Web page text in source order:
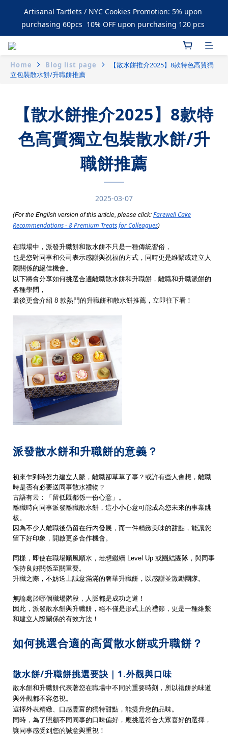
Enjoy Free Delivery upon Purchase over $1500
Artisanal Tartlets / NYC Cookies Promotion: 5% upon
purchasing 60pcs  10% OFF upon purchasing 120 pcs
Home Blog list page
【散水餅推介2025】8款特色高質獨
立包裝散水餅/升職餅推薦
【散水餅推介2025】8款特
色高質獨立包裝散水餅/升
職餅推薦
2025-03-07
(For the English version of this article, please click: Farewell Cake
Recommendations - 8 Premium Treats for Colleagues)
在職場中，派發升職餅和散水餅不只是一種傳統習俗，
也是您對同事和公司表示感謝與祝福的方式，同時更是維繫或建立人
際關係的絕佳機會。
以下將會分享如何挑選合適離職散水餅和升職餅，離職和升職派餅的
各種學問，
最後更會介紹 8 款熱門的升職餅和散水餅推薦，立即往下看！
派發散水餅和升職餅的意義？
初來乍到時努力建立人脈，離職卻草草了事？或許有些人會想，離職
時是否有必要送同事散水禮物？
古語有云：「留低既都係一份心意」。
離職時向同事派發離職散水餅，這小小心意可能成為您未來的事業跳
板。
因為不少人離職後仍留在行內發展，而一件精緻美味的甜點，能讓您
留下好印象，開啟更多合作機會。
同樣，即使在職場順風順水，若想繼續 Level Up 或團結團隊，與同事
保持良好關係至關重要。
升職之際，不妨送上誠意滿滿的奢華升職餅，以感謝並激勵團隊。
無論處於哪個職場階段，人脈都是成功之道！
因此，派發散水餅與升職餅，絕不僅是形式上的禮節，更是一種維繫
和建立人際關係的有效方法！
如何挑選合適的高質散水餅或升職餅？
散水餅/升職餅挑選要訣｜1.外觀與口味
散水餅和升職餅代表著您在職場中不同的重要時刻，所以禮餅的味道
與外觀都不容忽視。
選擇外表精緻、口感豐富的獨特甜點，能提升您的品味。
同時，為了照顧不同同事的口味偏好，應挑選符合大眾喜好的選擇，
讓同事感受到您的誠意與重視！